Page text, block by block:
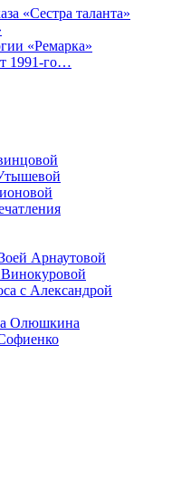
«Сестра таланта»
«Ремарка»
1991-го…
Арнаутовой
с Александрой
Олюшкина